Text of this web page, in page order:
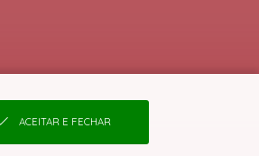
ACEITAR E FECHAR